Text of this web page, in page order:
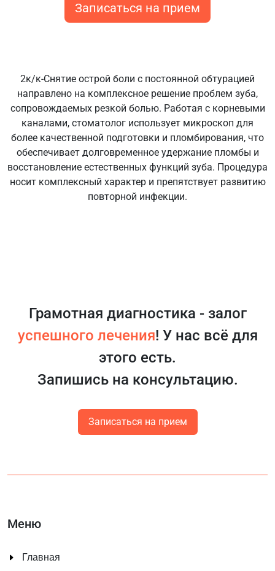
Записаться на прием
2к/к-Снятие острой боли с постоянной обтурацией
направлено на комплексное решение проблем зуба,
сопровождаемых резкой болью. Работая с корневыми
каналами, стоматолог использует микроскоп для
более качественной подготовки и пломбирования, что
обеспечивает долговременное удержание пломбы и
восстановление естественных функций зуба. Процедура
носит комплексный характер и препятствует развитию
повторной инфекции.
Грамотная диагностика - залог
успешного лечения! У нас всё для
этого есть.
Запишись на консультацию.
Записаться на прием
Меню
Главная